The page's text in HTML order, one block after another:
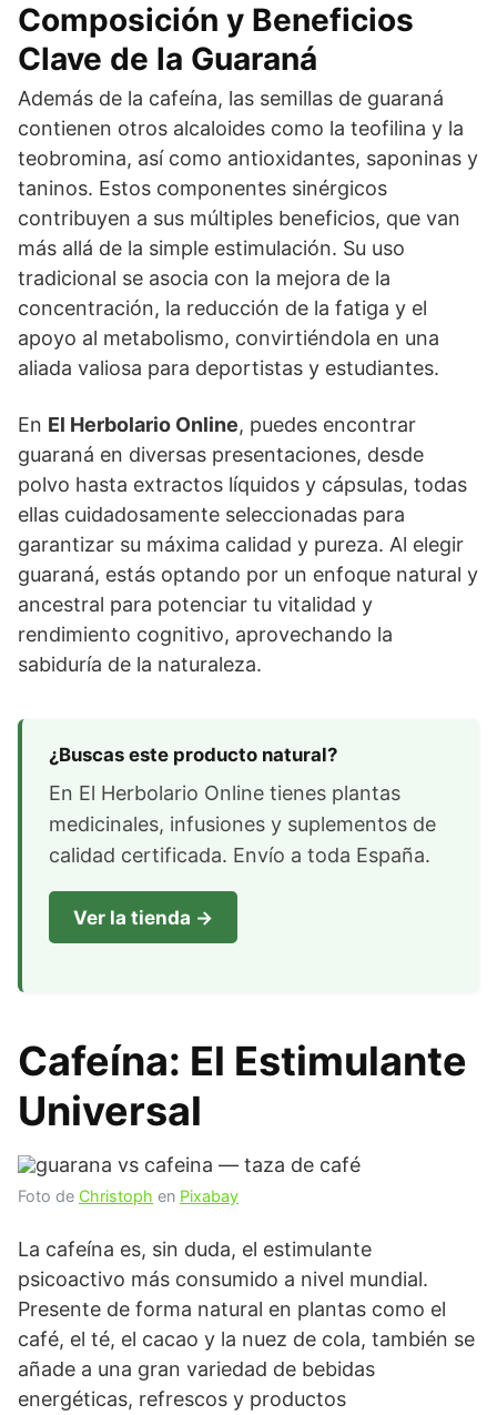
Composición y Beneficios
Clave de la Guaraná
Además de la cafeína, las semillas de guaraná
contienen otros alcaloides como la teofilina y la
teobromina, así como antioxidantes, saponinas y
taninos. Estos componentes sinérgicos
contribuyen a sus múltiples beneficios, que van
más allá de la simple estimulación. Su uso
tradicional se asocia con la mejora de la
concentración, la reducción de la fatiga y el
apoyo al metabolismo, convirtiéndola en una
aliada valiosa para deportistas y estudiantes.
En El Herbolario Online, puedes encontrar
guaraná en diversas presentaciones, desde
polvo hasta extractos líquidos y cápsulas, todas
ellas cuidadosamente seleccionadas para
garantizar su máxima calidad y pureza. Al elegir
guaraná, estás optando por un enfoque natural y
ancestral para potenciar tu vitalidad y
rendimiento cognitivo, aprovechando la
sabiduría de la naturaleza.
¿Buscas este producto natural?
En El Herbolario Online tienes plantas
medicinales, infusiones y suplementos de
calidad certificada. Envío a toda España.
Ver la tienda →
Cafeína: El Estimulante
Universal
Foto de Christoph en Pixabay
La cafeína es, sin duda, el estimulante
psicoactivo más consumido a nivel mundial.
Presente de forma natural en plantas como el
café, el té, el cacao y la nuez de cola, también se
añade a una gran variedad de bebidas
energéticas, refrescos y productos